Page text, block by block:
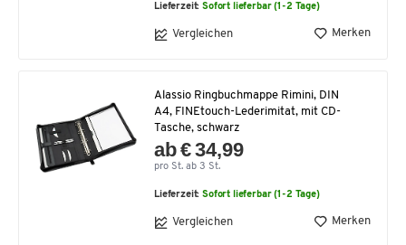
Lieferzeit:Sofort lieferbar (1-2 Tage)
Vergleichen Merken
Alassio Ringbuchmappe Rimini, DIN
A4, FINEtouch-Lederimitat, mit CD-
Tasche, schwarz
ab € 34,99
pro St. ab 3 St.
Lieferzeit:Sofort lieferbar (1-2 Tage)
Vergleichen Merken